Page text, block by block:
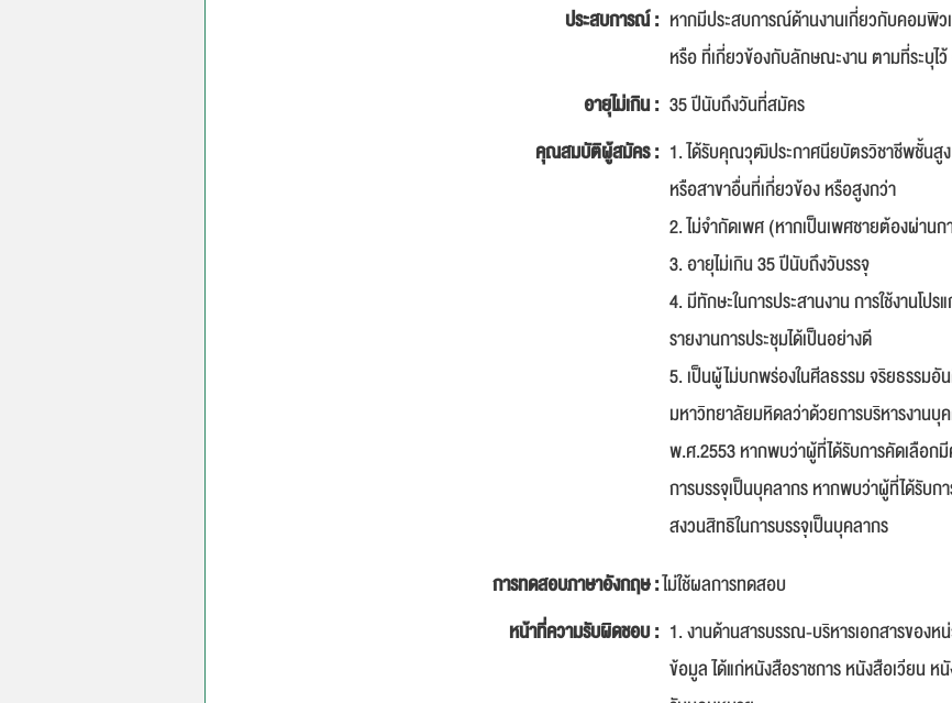
ประสบการณ์ : หากมีประสบการณ์ด้านงานเกี่ยวกับคอมพิ
หรือ ที่เกี่ยวข้องกับลักษณะงาน ตามที่ระบุไ
อายุไม่เกิน : 35 ปีนับถึงวันที่สมัคร
คุณสมบัติผู้สมัคร : 1. ได้รับคุณวุฒิประกาศนียบัตรวิชาชีพชั้นสู
หรือสาขาอื่นที่เกี่ยวข้อง หรือสูงกว่า
2. ไม่จำกัดเพศ (หากเป็นเพศชายต้องผ่าน
3. อายุไม่เกิน 35 ปีนับถึงวับรรจุ
4. มีทักษะในการประสานงาน การใช้งานโ
รายงานการประชุมได้เป็นอย่างดี
5. เป็นผู้ไม่บกพร่องในศีลธรรม จริยธรรม
มหาวิทยาลัยมหิดลว่าด้วยการบริหารงาน
พ.ศ.2553 หากพบว่าผู้ที่ได้รับการคัดเลือก
การบรรจุเป็นบุคลากร หากพบว่าผู้ที่ได้รับ
สงวนสิทธิในการบรรจุเป็นบุคลากร
การทดสอบภาษาอังกฤษ :ไม่ใช้ผลการทดสอบ
หน้าที่ความรับผิดชอบ : 1. งานด้านสารบรรณ-บริหารเอกสารของ
ข้อมูล ได้แก่หนังสือราชการ หนังสือเวียน